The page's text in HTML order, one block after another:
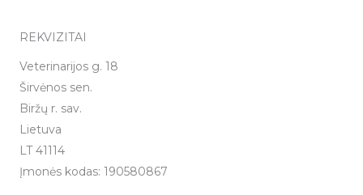
REKVIZITAI
Veterinarijos g. 18
Širvėnos sen.
Biržų r. sav.
Lietuva
LT 41114
Įmonės kodas: 190580867